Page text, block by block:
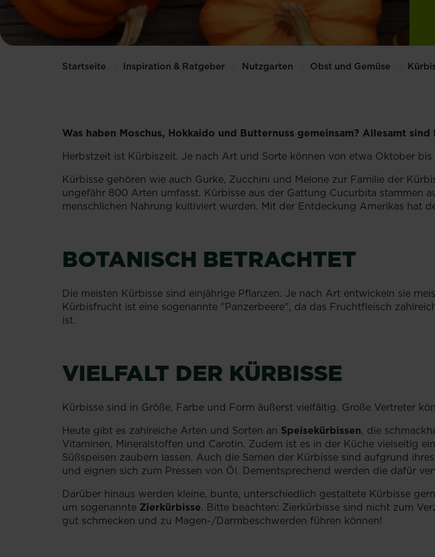
Startseite Inspiration & Ratgeber Nutzgarten Obst und Gemüse
Was haben Moschus, Hokkaido und Butternuss gemeinsam? Allesamt
Herbstzeit ist Kürbiszeit. Je nach Art und Sorte können von etwa Oktober
Kürbisse gehören wie auch Gurke, Zucchini und Melone zur Familie der
ungefähr 800 Arten umfasst. Kürbisse aus der Gattung Cucurbita stammen
menschlichen Nahrung kultiviert wurden. Mit der Entdeckung Amerikas hat
BOTANISCH BETRACHTET
Die meisten Kürbisse sind einjährige Pflanzen. Je nach Art entwickeln sie
Kürbisfrucht ist eine sogenannte "Panzerbeere", da das Fruchtfleisch
ist.
VIELFALT DER KÜRBISSE
Kürbisse sind in Größe, Farbe und Form äußerst vielfältig. Große Vertreter
Heute gibt es zahlreiche Arten und Sorten an Speisekürbissen, die
Vitaminen, Mineralstoffen und Carotin. Zudem ist es in der Küche vielseitig
Süßspeisen zaubern lassen. Auch die Samen der Kürbisse sind aufgrund
und eignen sich zum Pressen von Öl. Dementsprechend werden die dafür
Darüber hinaus werden kleine, bunte, unterschiedlich gestaltete Kürbisse
um sogenannte Zierkürbisse. Bitte beachten: Zierkürbisse sind nicht zum
gut schmecken und zu Magen-/Darmbeschwerden führen können!